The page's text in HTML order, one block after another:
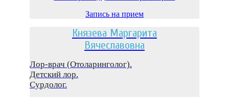
Запись на прием
Князева Маргарита
Вячеславовна
Лор-врач (Отоларинголог).
Детский лор.
Сурдолог.